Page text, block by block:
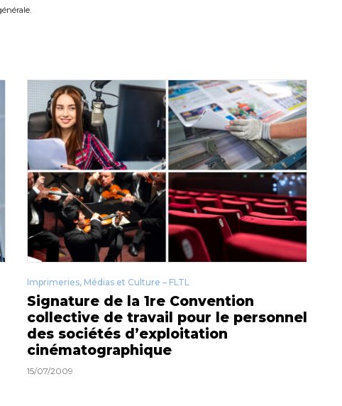
Imprimeries, Médias et Culture – FLTL
Signature de la 1re Convention
collective de travail pour le personnel
des sociétés d’exploitation
cinématographique
15/07/2009